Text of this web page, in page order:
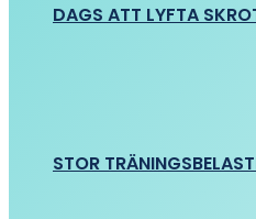
DAGS ATT LYFTA
STOR